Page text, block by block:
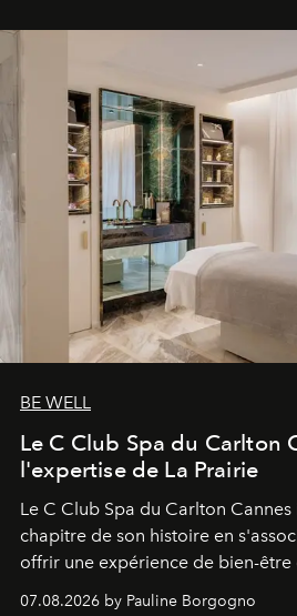
BE WELL
Le C Club Spa du Carlton
l'expertise de La Prairie
Le C Club Spa du Carlton
chapitre de son histoire en
offrir une expérience de bien-
07.08.2026 by Pauline Borgogno